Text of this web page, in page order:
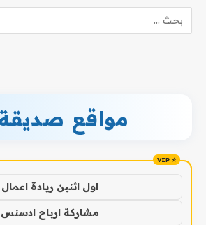
مواقع
اول اثنين ريادة اعمال
مشاركة ارباح ادسنس